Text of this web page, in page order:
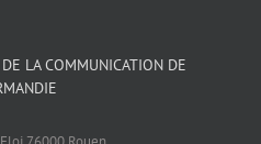
LA COMMUNICATION DE